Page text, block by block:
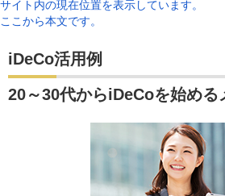
サイト内の現在位置を表示しています。
ここから本文です。
iDeCo活用例
20～30代からiDeCoを始める